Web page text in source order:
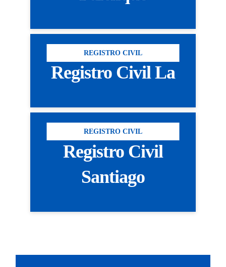
REGISTRO CIVIL
Registro Civil La
REGISTRO CIVIL
Registro Civil
Santiago